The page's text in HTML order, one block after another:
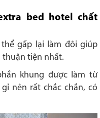
bed hotel chất
gấp lại làm đôi giúp
thuận tiện nhất.
khung được làm từ
nên rất chắc chắn, có